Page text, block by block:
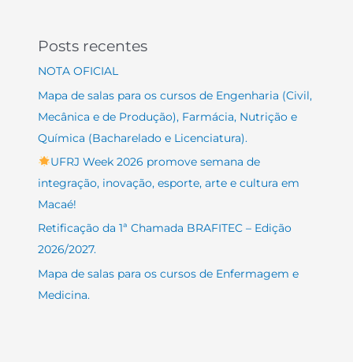
Posts recentes
NOTA OFICIAL
Mapa de salas para os cursos de Engenharia (Civil,
Mecânica e de Produção), Farmácia, Nutrição e
Química (Bacharelado e Licenciatura).
UFRJ Week 2026 promove semana de
integração, inovação, esporte, arte e cultura em
Macaé!
Retificação da 1ª Chamada BRAFITEC – Edição
2026/2027.
Mapa de salas para os cursos de Enfermagem e
Medicina.